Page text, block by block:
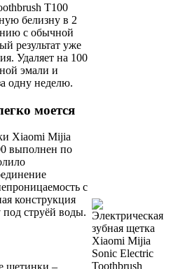
T100
белизну в 2
с обычной
результат уже
Удаляет на 100
эмали и
одну неделю.
моется
Xiaomi Mijia
выполнен по
с
конструкция
под струёй воды.
щетинки –